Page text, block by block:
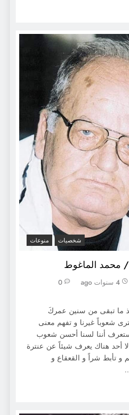
شخصيات منوعات
محمد الماغوط
4 سنوات ago
0
ما تبقى من سنين عمركَ
شعوباً غيرنا و تفهم معنى
ستعرف أننا لسنا أحسن شعوب
لا أحد هناك يعرف شيئاً عن عنترة
و تأبط شراً و القعقاع و